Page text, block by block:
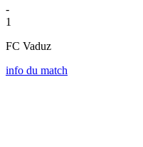
-
1
FC Vaduz
info du match